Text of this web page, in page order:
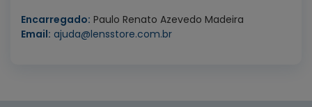
Encarregado: Paulo Renato Azevedo Madeira
Email: ajuda@lensstore.com.br